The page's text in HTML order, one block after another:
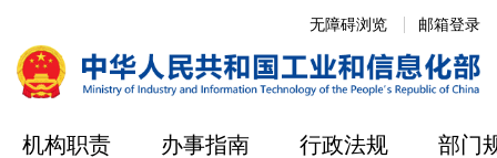
邮箱登录
无障碍浏览
机构职责 办事指南 行政法规 部门